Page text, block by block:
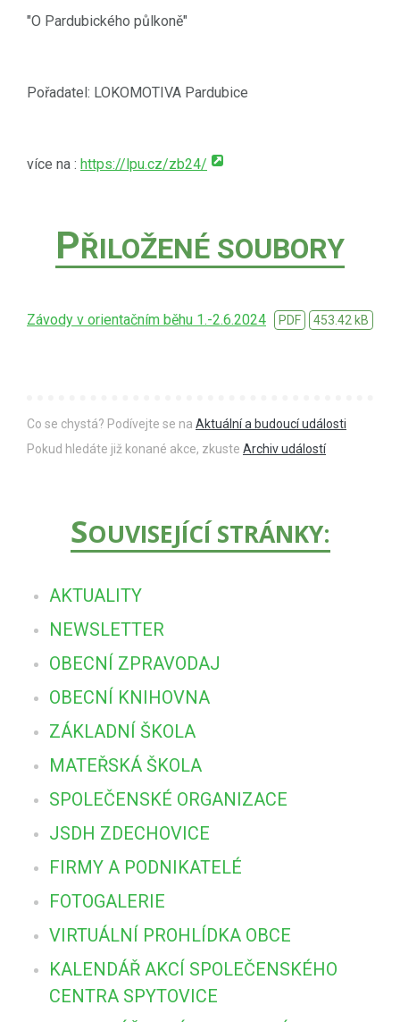
"O Pardubického půlkoně"
Pořadatel: LOKOMOTIVA Pardubice
více na : https://lpu.cz/zb24/
PŘILOŽENÉ SOUBORY
Závody v orientačním běhu 1.-2.6.2024 PDF 453.42 kB
Co se chystá? Podívejte se na Aktuální a budoucí události
Pokud hledáte již konané akce, zkuste Archiv událostí
SOUVISEJÍCÍ STRÁNKY:
AKTUALITY
NEWSLETTER
OBECNÍ ZPRAVODAJ
OBECNÍ KNIHOVNA
ZÁKLADNÍ ŠKOLA
MATEŘSKÁ ŠKOLA
SPOLEČENSKÉ ORGANIZACE
JSDH ZDECHOVICE
FIRMY A PODNIKATELÉ
FOTOGALERIE
VIRTUÁLNÍ PROHLÍDKA OBCE
KALENDÁŘ AKCÍ SPOLEČENSKÉHO
CENTRA SPYTOVICE